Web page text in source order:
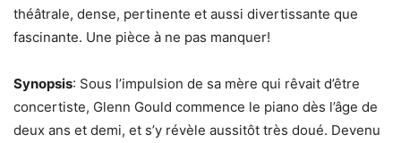
théâtrale, dense, pertinente et aussi divertissante que
fascinante. Une pièce à ne pas manquer!
Synopsis: Sous l’impulsion de sa mère qui rêvait d’être
concertiste, Glenn Gould commence le piano dès l’âge de
deux ans et demi, et s’y révèle aussitôt très doué. Devenu